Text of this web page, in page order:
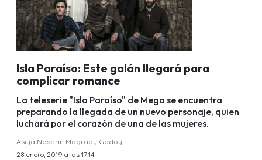
Isla Paraíso: Este galán llegará para
complicar romance
La teleserie "Isla Paraíso" de Mega se encuentra
preparando la llegada de un nuevo personaje, quien
luchará por el corazón de una de las mujeres.
Asiya Naserin Mograby Godoy
28 enero, 2019 a las 17:14